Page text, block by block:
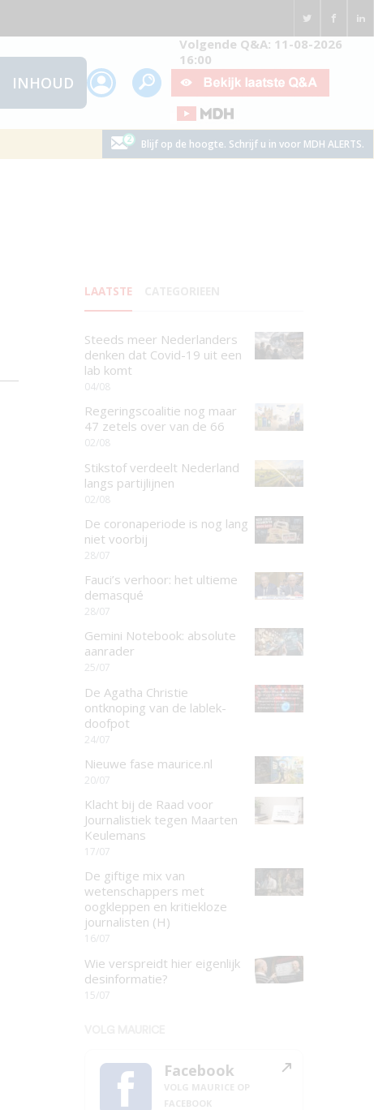
INHOUD
Volgende Q&A: 11-08-2026
16:00
Blijf op de hoogte. Schrijf u in voor MDH ALERTS.
LAATSTE
Steeds meer Nederlanders
denken dat Covid-19 uit een
lab komt
04/08
Regeringscoalitie nog maar
47 zetels over van de 66
02/08
Stikstof verdeelt Nederland
langs partijlijnen
02/08
De coronaperiode is nog lang
niet voorbij
28/07
Fauci’s verhoor: het ultieme
demasqué
28/07
Gemini Notebook: absolute
aanrader
25/07
De Agatha Christie
ontknoping van de lablek-
doofpot
24/07
Nieuwe fase maurice.nl
20/07
Klacht bij de Raad voor
Journalistiek tegen Maarten
Keulemans
17/07
De giftige mix van
wetenschappers met
oogkleppen en kritiekloze
journalisten (H)
16/07
Wie verspreidt hier eigenlijk
desinformatie?
15/07
Facebook